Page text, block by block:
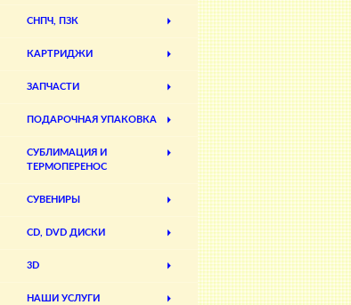
СНПЧ, ПЗК
КАРТРИДЖИ
ЗАПЧАСТИ
ПОДАРОЧНАЯ УПАКОВКА
СУБЛИМАЦИЯ И
ТЕРМОПЕРЕНОС
СУВЕНИРЫ
CD, DVD ДИСКИ
3D
НАШИ УСЛУГИ